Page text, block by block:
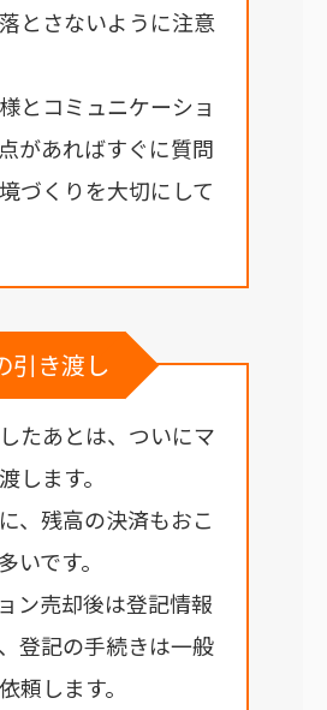
とさないように注意
とコミュニケーショ
があればすぐに質問
づくりを大切にして
引き渡し
たあとは、ついにマ
します。
、残高の決済もおこ
いです。
ン売却後は登記情報
登記の手続きは一般
頼します。